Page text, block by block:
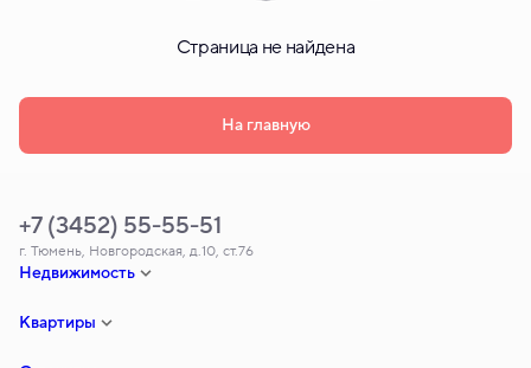
Страница не найдена
На главную
Недвижимость
Квартиры
+7 (3452) 55-55-51
г. Тюмень, Новгородская, д.10, ст.76